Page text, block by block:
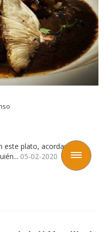
Toggle
navigation
este plato, acordarme de
05-02-2020